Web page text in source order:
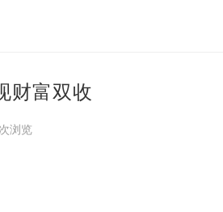
财富双收
浏览